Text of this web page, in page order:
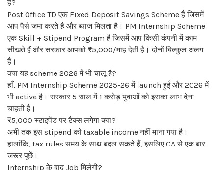
है?
Post Office TD एक Fixed Deposit Savings Scheme है जिसमें
आप पैसे जमा करते हैं और ब्याज मिलता है। PM Internship Scheme
एक Skill + Stipend Program है जिसमें आप किसी कंपनी में काम
सीखते हैं और सरकार आपको ₹5,000/माह देती है। दोनों बिल्कुल अलग
हैं।
क्या यह scheme 2026 में भी चालू है?
हाँ, PM Internship Scheme 2025-26 में launch हुई और 2026 में
भी active है। सरकार 5 साल में 1 करोड़ युवाओं को इसका लाभ देना
चाहती है।
₹5,000 स्टाइपेंड पर टैक्स लगेगा क्या?
अभी तक इस stipend को taxable income नहीं माना गया है।
हालांकि, tax rules समय के साथ बदल सकते हैं, इसलिए CA से एक बार
जरूर पूछें।
Internship के बाद Job मिलेगी?